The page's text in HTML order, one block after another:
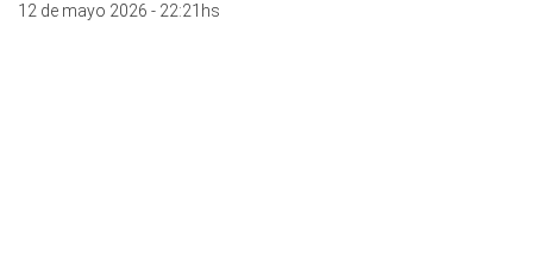
12 de mayo 2026 - 22:21hs